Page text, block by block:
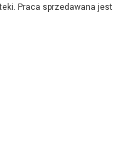
Praca sprzedawana jest